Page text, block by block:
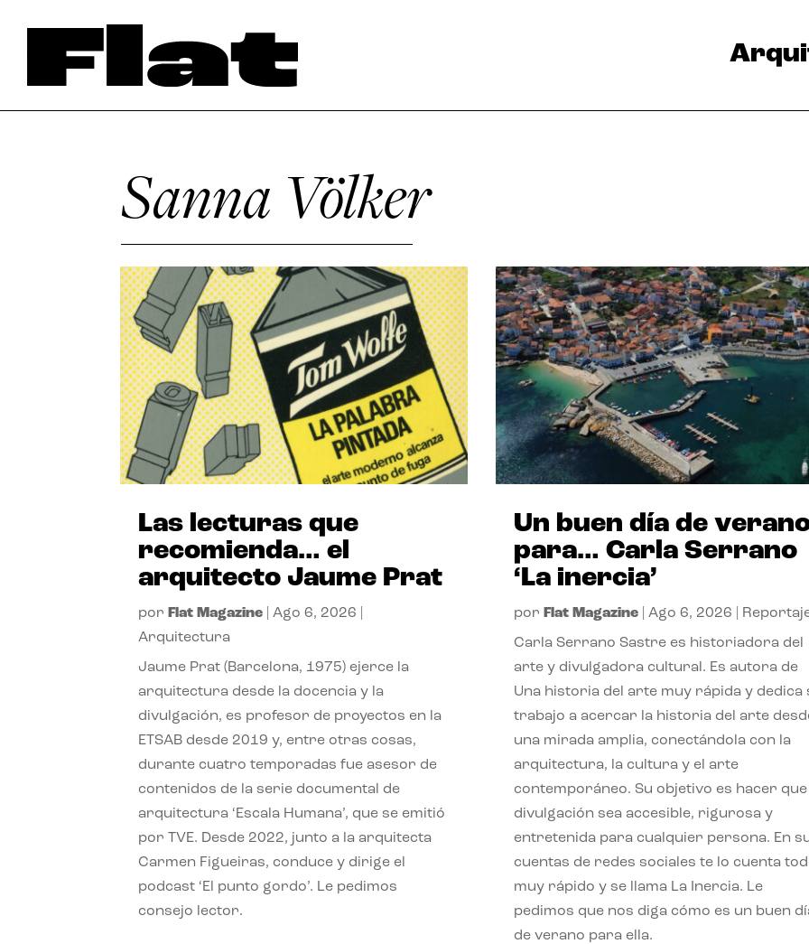
Sanna Völker
Las lecturas que
recomienda… el
arquitecto Jaume Prat
por Flat Magazine |Ago 6, 2026
Arquitectura
Jaume Prat (Barcelona, 1975) ejerce la
arquitectura desde la docencia y la
divulgación, es profesor de proyectos en la
ETSAB desde 2019 y, entre otras cosas,
durante cuatro temporadas fue asesor de
contenidos de la serie documental de
arquitectura ‘Escala Humana’, que se emitió
por TVE. Desde 2022, junto a la arquitecta
Carmen Figueiras, conduce y dirige el
podcast ‘El punto gordo’. Le pedimos
consejo lector.
Un buen día de
para… Carla Serrano
‘La inercia’
por Flat Magazine| Ago 6, 2026
Carla Serrano Sastre es historiadora del
arte y divulgadora cultural. Es autora de
Una historia del arte muy rápida y dedica
trabajo a acercar la historia del arte
una mirada amplia, conectándola con la
arquitectura, la cultura y el arte
contemporáneo. Su objetivo es hacer que
divulgación sea accesible, rigurosa y
entretenida para cualquier persona. En
cuentas de redes sociales te lo cuenta
muy rápido y se llama La Inercia. Le
pedimos que nos diga cómo es un buen
de verano para ella.